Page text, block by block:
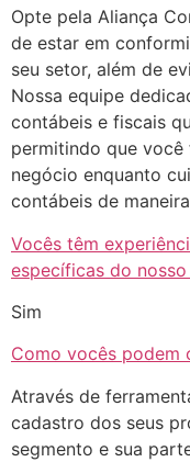
Opte pela Aliança
de estar em
seu setor, além de
Nossa equipe
contábeis e fiscais
permitindo que você
negócio enquanto
contábeis de
Vocês têm
específicas do
Sim
Como vocês podem
Através de
cadastro dos seus
segmento e sua